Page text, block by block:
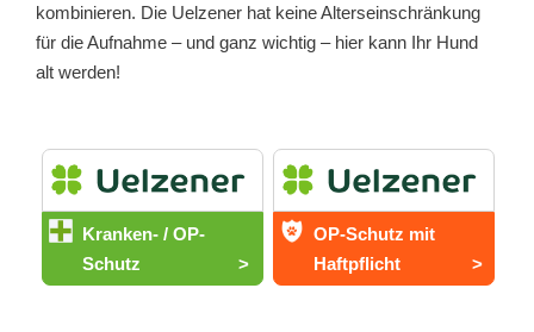
kombinieren. Die Uelzener hat keine Alterseinschränkung
für die Aufnahme – und ganz wichtig – hier kann Ihr Hund
alt werden!
Kranken- / OP-
Schutz
>
OP-Schutz mit
Haftpflicht
>